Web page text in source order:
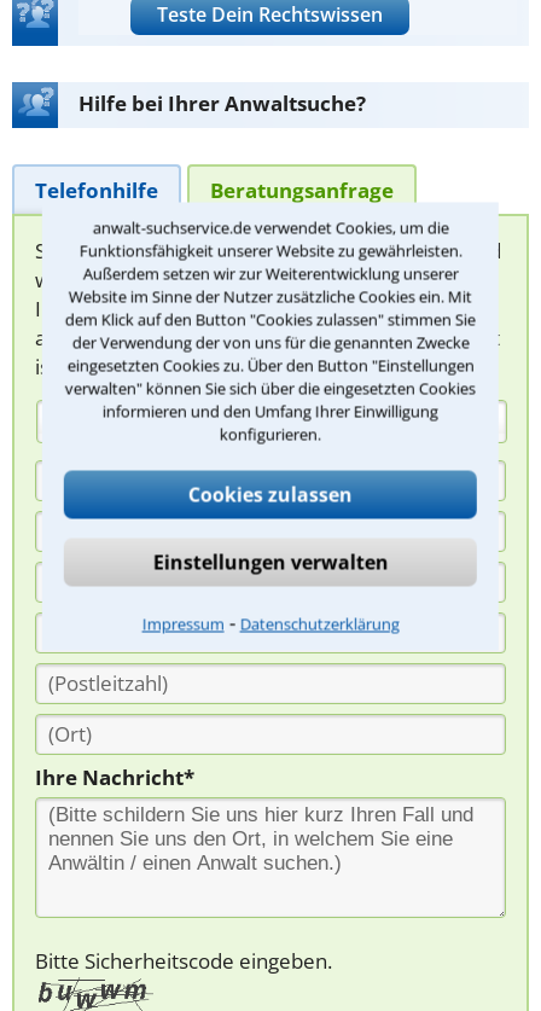
anwalt-suchservice.de verwendet Cookies, um die
Funktionsfähigkeit unserer Website zu gewährleisten.
Außerdem setzen wir zur Weiterentwicklung unserer
Website im Sinne der Nutzer zusätzliche Cookies ein. Mit
dem Klick auf den Button "Cookies zulassen" stimmen Sie
der Verwendung der von uns für die genannten Zwecke
eingesetzten Cookies zu. Über den Button "Einstellungen
verwalten" können Sie sich über die eingesetzten Cookies
informieren und den Umfang Ihrer Einwilligung
konfigurieren.
Cookies zulassen
Einstellungen verwalten
Impressum ⁃ Datenschutzerklärung
Teste Dein Rechtswissen
Hilfe bei Ihrer Anwaltsuche?
Telefonhilfe Beratungsanfrage
Sie können hier Ihren Fall schildern. Anschließend
werden sich spezialisierte Rechtsanwälte bei
Ihnen melden, um das weitere Vorgehen
abzuklären. Die Rückmeldung durch einen Anwalt
ist für Sie kostenlos.
(Anrede)
Ihre Nachricht*
Bitte Sicherheitscode eingeben.